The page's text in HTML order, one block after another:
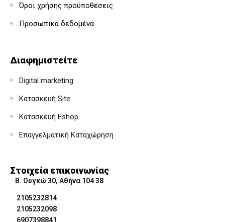
Όροι χρήσης προϋποθέσεις
Προσωπικά δεδομένα
Διαφημιστείτε
Digital marketing
Κατασκευή Site
Κατασκευή Eshop
Επαγγελματική Καταχώρηση
Στοιχεία επικοινωνίας
Β. Ουγκώ 30, Αθήνα 104 38
2105232814
2105232098
6907398841